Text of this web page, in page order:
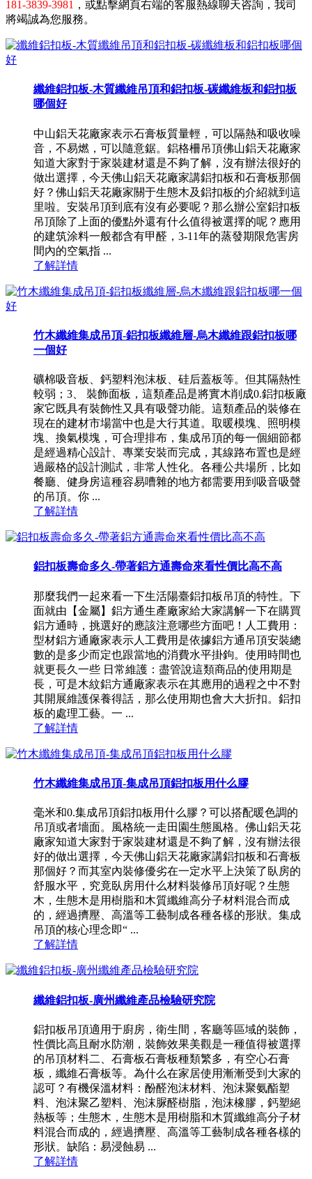
181-3839-3981 ，或點擊網頁右端的客服熱線聊天咨詢，我司
將竭誠為您服務。
纖維鋁扣板-木質纖維吊頂和鋁扣板-碳纖維板和鋁扣板
哪個好
中山鋁天花廠家表示石膏板質量輕，可以隔熱和吸收噪
音，不易燃，可以隨意鋸。鋁格柵吊頂佛山鋁天花廠家
知道大家對于家裝建材還是不夠了解，沒有辦法很好的
做出選擇，今天佛山鋁天花廠家講鋁扣板和石膏板那個
好？佛山鋁天花廠家關于生態木及鋁扣板的介紹就到這
里啦。安裝吊頂到底有沒有必要呢？那么辦公室鋁扣板
吊頂除了上面的優點外還有什么值得被選擇的呢？應用
的建筑涂料一般都含有甲醛，3-11年的蒸發期限危害房
間內的空氣指 ...
了解詳情
竹木纖維集成吊頂-鋁扣板纖維層-烏木纖維跟鋁扣板哪
一個好
礦棉吸音板、鈣塑料泡沫板、硅后蓋板等。但其隔熱性
較弱；3、 裝飾面板，這類產品是將實木削成0.鋁扣板廠
家它既具有裝飾性又具有吸聲功能。這類產品的裝修在
現在的建材市場當中也是大行其道。取暖模塊、照明模
塊、換氣模塊，可合理排布，集成吊頂的每一個細節都
是經過精心設計、專業安裝而完成，其線路布置也是經
過嚴格的設計測試，非常人性化。各種公共場所，比如
餐廳、健身房這種容易嘈雜的地方都需要用到吸音吸聲
的吊頂。你 ...
了解詳情
鋁扣板壽命多久-帶著鋁方通壽命來看性價比高不高
那麼我們一起來看一下生活陽臺鋁扣板吊頂的特性。下
面就由【金屬】鋁方通生產廠家給大家講解一下在購買
鋁方通時，挑選好的應該注意哪些方面吧！人工費用：
型材鋁方通廠家表示人工費用是依據鋁方通吊頂安裝總
數的是多少而定也跟當地的消費水平掛鉤。使用時間也
就更長久一些 日常維護：盡管說這類商品的使用期是
長，可是木紋鋁方通廠家表示在其應用的過程之中不對
其開展維護保養得話，那么使用期也會大大折扣。鋁扣
板的處理工藝。一 ...
了解詳情
竹木纖維集成吊頂-集成吊頂鋁扣板用什么膠
毫米和0.集成吊頂鋁扣板用什么膠？可以搭配暖色調的
吊頂或者墻面。風格統一走田園生態風格。佛山鋁天花
廠家知道大家對于家裝建材還是不夠了解，沒有辦法很
好的做出選擇，今天佛山鋁天花廠家講鋁扣板和石膏板
那個好？而其室內裝修優劣在一定水平上決策了臥房的
舒服水平，究竟臥房用什么材料裝修吊頂好呢？生態
木，生態木是用樹脂和木質纖維高分子材料混合而成
的，經過擠壓、高溫等工藝制成各種各樣的形狀。集成
吊頂的核心理念即“ ...
了解詳情
纖維鋁扣板-廣州纖維產品檢驗研究院
鋁扣板吊頂適用于廚房，衛生間，客廳等區域的裝飾，
性價比高且耐水防潮，裝飾效果美觀是一種值得被選擇
的吊頂材料二、石膏板石膏板種類繁多，有空心石膏
板，纖維石膏板等。為什么在家居使用漸漸受到大家的
認可？有機保溫材料：酚醛泡沫材料、泡沫聚氨酯塑
料、泡沫聚乙塑料、泡沫脲醛樹脂，泡沫橡膠，鈣塑絕
熱板等；生態木，生態木是用樹脂和木質纖維高分子材
料混合而成的，經過擠壓、高溫等工藝制成各種各樣的
形狀。缺陷：易浸蝕易 ...
了解詳情